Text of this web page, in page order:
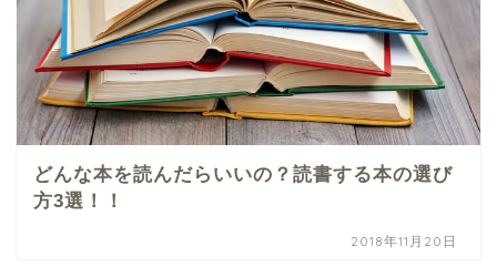
どんな本を読んだらいいの？読書する本の選び
方3選！！
2018年11月20日